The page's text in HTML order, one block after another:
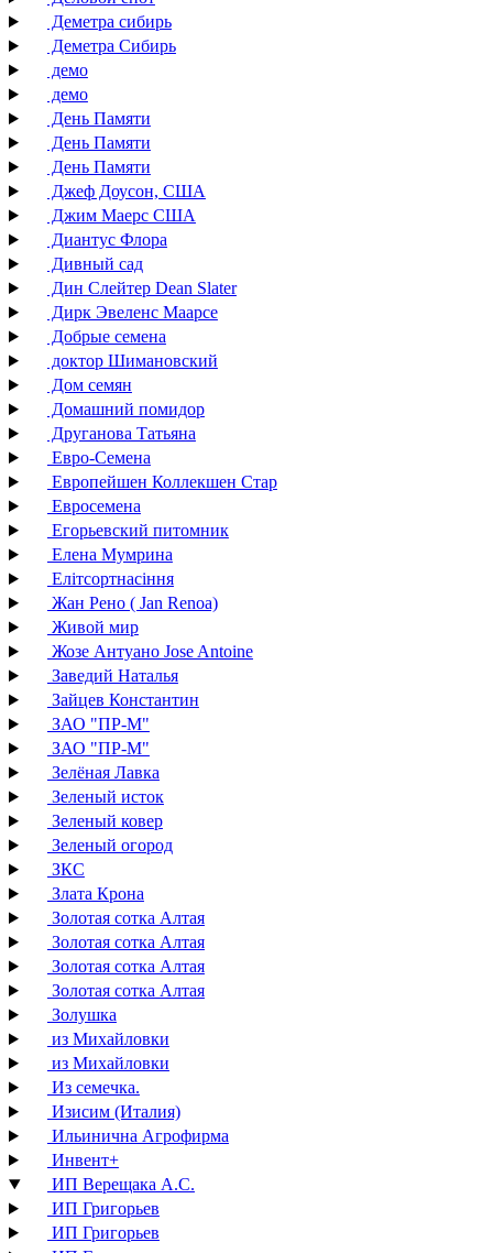
Деметра сибирь
Деметра Сибирь
демо
демо
День Памяти
День Памяти
День Памяти
Джеф Доусон, США
Джим Маерс США
Диантус Флора
Дивный сад
Дин Слейтер Dean Slater
Дирк Эвеленс Маарсе
Добрые семена
доктор Шимановский
Дом семян
Домашний помидор
Друганова Татьяна
Евро-Семена
Европейшен Коллекшен Стар
Евросемена
Егорьевский питомник
Елена Мумрина
Елітсортнасіння
Жан Рено ( Jan Renoa)
Живой мир
Жозе Антуано Jose Antoine
Заведий Наталья
Зайцев Константин
ЗАО "ПР-М"
ЗАО "ПР-М"
Зелёная Лавка
Зеленый исток
Зеленый ковер
Зеленый огород
ЗКС
Злата Крона
Золотая сотка Алтая
Золотая сотка Алтая
Золотая сотка Алтая
Золотая сотка Алтая
Золушка
из Михайловки
из Михайловки
Из семечка.
Изисим (Италия)
Ильинична Агрофирма
Инвент+
ИП Верещака А.С.
ИП Григорьев
ИП Григорьев